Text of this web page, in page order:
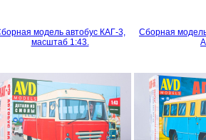
модель автобус КАГ-3,
масштаб 1:43.
Сборная